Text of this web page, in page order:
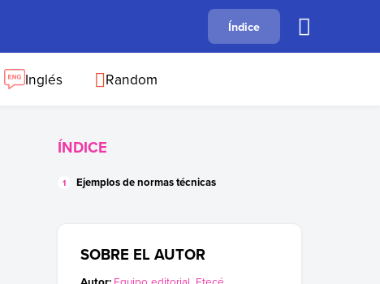
B C F
Índice
Inglés Random
ÍNDICE
Ejemplos de normas técnicas
SOBRE EL AUTOR